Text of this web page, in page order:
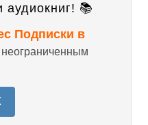
аудиокниг! 📚
Подписки в